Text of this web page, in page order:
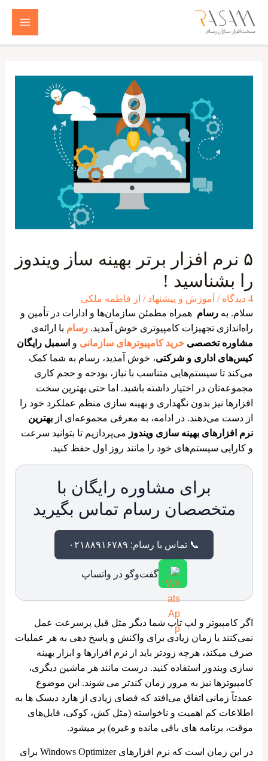
Main
۵ نرم افزار برتر بهینه ساز ویندوز
را بشناسید !
4 دیدگاه / آموزش و پیشنهاد / از فاطمه ملکی
سلام. به رسام همراه مطمئن سازمان‌ها و ادارات در تأمین و
راه‌اندازی تجهیزات کامپیوتری خوش آمدید. رسام با ارائه‌ی
مشاوره تخصصی خرید کامپیوترهای سازمانی و اسمبل رایگان
کیس‌های اداری و شرکتی، خوش آمدید، رسام به شما کمک
می‌کند تا سیستم‌هایی متناسب با نیاز، بودجه و حجم کاری
مجموعه‌تان در اختیار داشته باشید. اما حتی بهترین سخت‌
افزارها نیز بدون نگهداری و بهینه‌ سازی منظم عملکرد خود را
از دست می‌دهند. در ادامه، به معرفی مجموعه‌ای از بهترین
نرم‌ افزارهای بهینه‌ سازی ویندوز می‌پردازیم تا بتوانید سرعت
و کارایی سیستم‌های خود را مانند روز اول حفظ کنید.
برای مشاوره رایگان با
متخصصان رسام تماس بگیرید
📞 تماس با رسام: ۰۲۱۸۸۹۱۶۷۸۹
گفت‌وگو در واتساپ
اگر کامپیوتر و لپ ‌تاپ‌ شما دیگر مثل قبل پرسرعت عمل
نمی‌کنند یا زمان زیادی برای واکنش و پاسخ دهی به هر عملیات
صرف میکند، هرچه زودتر باید از نرم افزارها و ابزار بهینه
سازی ویندوز استفاده کنید. درست مانند هر ماشین دیگری،
کامپیوترها نیز به مرور زمان کندتر می شوند. این موضوع
عمدتاً زمانی اتفاق می‌افتد که فضای زیادی از هارد دیسک ‌ها به
اطلاعات کم اهمیت و ناخواسته (مثل کش، کوکی، فایل‌های
موقت، برنامه های باقی مانده و غیره) پر میشود.
در این زمان است که نرم افزارهای Windows Optimizer برای